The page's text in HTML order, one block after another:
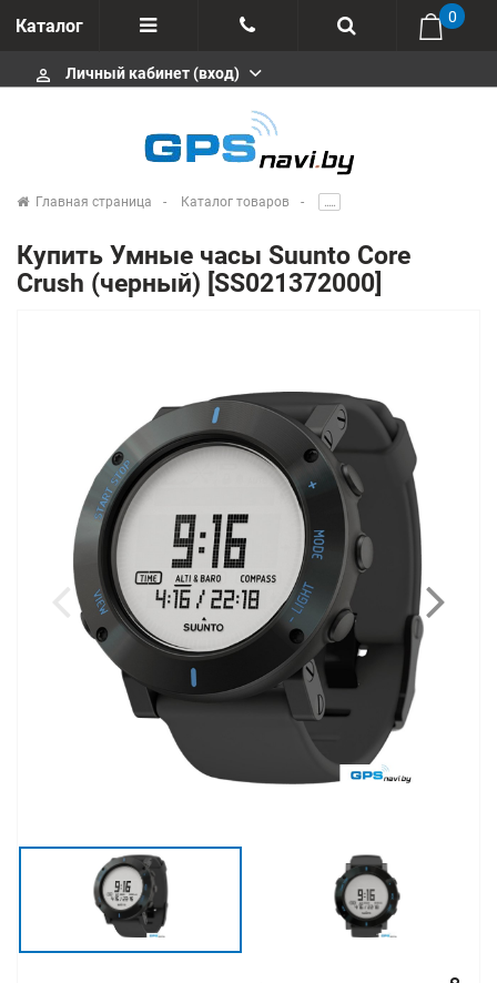
Каталог
Отзывы
+375 291646666
msa333
info@gpsnavi.by
0
perm_identity Личный кабинет (вход)
Главная страница Каталог товаров .....
Купить Умные часы Suunto Core
Crush (черный) [SS021372000]